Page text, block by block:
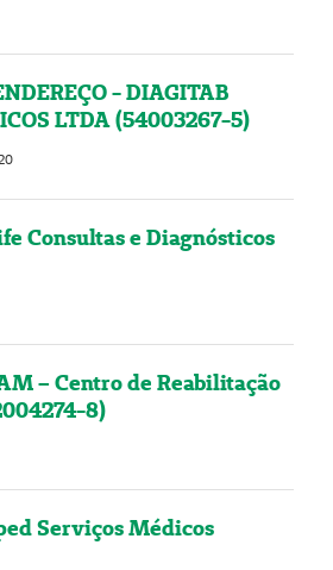
- DIAGITAB
LTDA (54003267-5)
Consultas e Diagnósticos
– Centro de Reabilitação
8)
Serviços Médicos